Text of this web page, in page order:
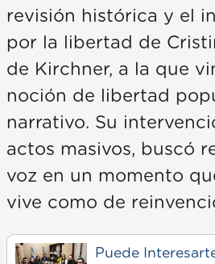
revisión histórica y el
por la libertad de
de Kirchner, a la que
noción de libertad
narrativo. Su
actos masivos, buscó
voz en un momento
vive como de
Puede